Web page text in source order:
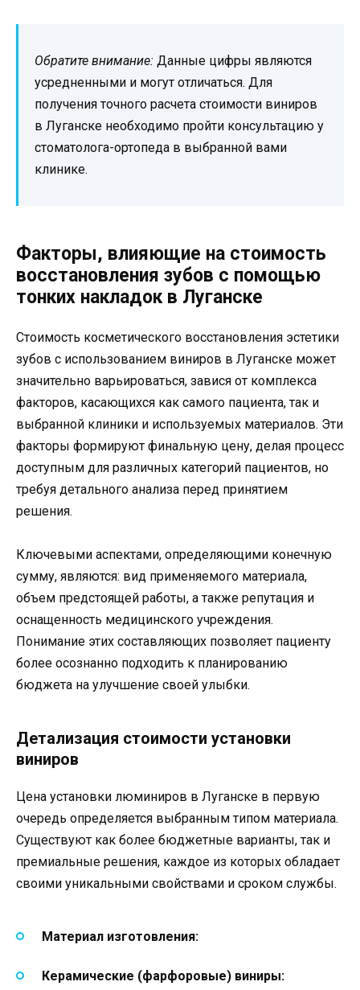
Обратите внимание: Данные цифры являются
усредненными и могут отличаться. Для
получения точного расчета стоимости виниров
в Луганске необходимо пройти консультацию у
стоматолога-ортопеда в выбранной вами
клинике.
Факторы, влияющие на стоимость
восстановления зубов с помощью
тонких накладок в Луганске
Стоимость косметического восстановления эстетики
зубов с использованием виниров в Луганске может
значительно варьироваться, завися от комплекса
факторов, касающихся как самого пациента, так и
выбранной клиники и используемых материалов. Эти
факторы формируют финальную цену, делая процесс
доступным для различных категорий пациентов, но
требуя детального анализа перед принятием
решения.
Ключевыми аспектами, определяющими конечную
сумму, являются: вид применяемого материала,
объем предстоящей работы, а также репутация и
оснащенность медицинского учреждения.
Понимание этих составляющих позволяет пациенту
более осознанно подходить к планированию
бюджета на улучшение своей улыбки.
Детализация стоимости установки
виниров
Цена установки люминиров в Луганске в первую
очередь определяется выбранным типом материала.
Существуют как более бюджетные варианты, так и
премиальные решения, каждое из которых обладает
своими уникальными свойствами и сроком службы.
Материал изготовления:
Керамические (фарфоровые) виниры: